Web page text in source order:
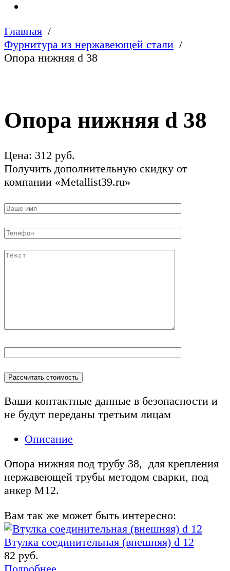
Главная
Фурнитура из нержавеющей стали
Опора нижняя d 38
Опора нижняя d 38
Цена: 312 руб.
Получить дополнительную скидку от
компании «Metallist39.ru»
Ваши контактные данные в безопасности и
не будут переданы третьим лицам
Описание
Опора нижняя под трубу 38, для крепления
нержавеющей трубы методом сварки, под
анкер М12.
Вам так же может быть интересно:
Втулка соединительная (внешняя) d 12
82 руб.